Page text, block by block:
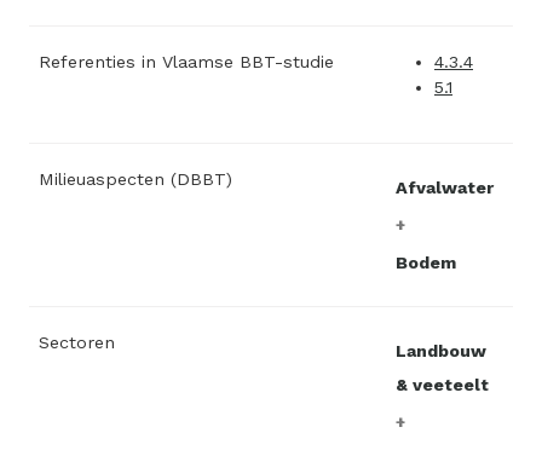
Referenties in Vlaamse BBT-studie
4.3.4
5.1
Milieuaspecten (DBBT) Afvalwater
Bodem
Sectoren
Landbouw
& veeteelt